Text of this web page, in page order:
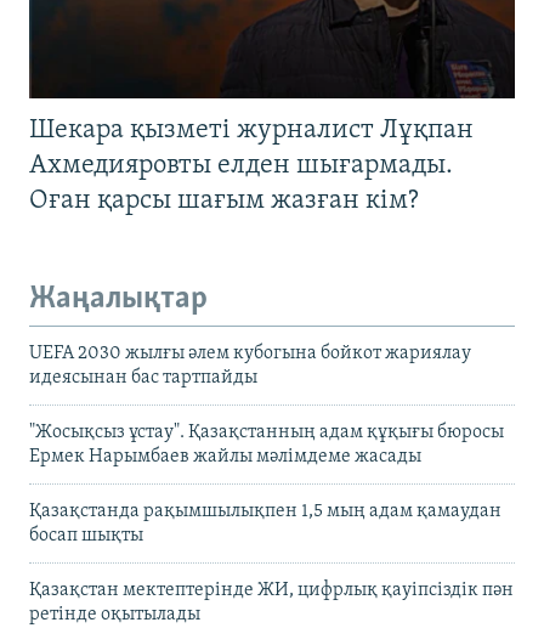
Шекара қызметі журналист Лұқпан
Ахмедияровты елден шығармады.
Оған қарсы шағым жазған кім?
Жаңалықтар
UEFA 2030 жылғы әлем кубогына бойкот жариялау
идеясынан бас тартпайды
"Жосықсыз ұстау". Қазақстанның адам құқығы бюросы
Ермек Нарымбаев жайлы мәлімдеме жасады
Қазақстанда рақымшылықпен 1,5 мың адам қамаудан
босап шықты
Қазақстан мектептерінде ЖИ, цифрлық қауіпсіздік пән
ретінде оқытылады